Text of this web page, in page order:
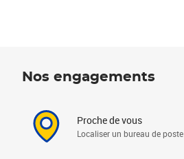
Nos engagements
Proche de vous
Localiser un bureau de poste